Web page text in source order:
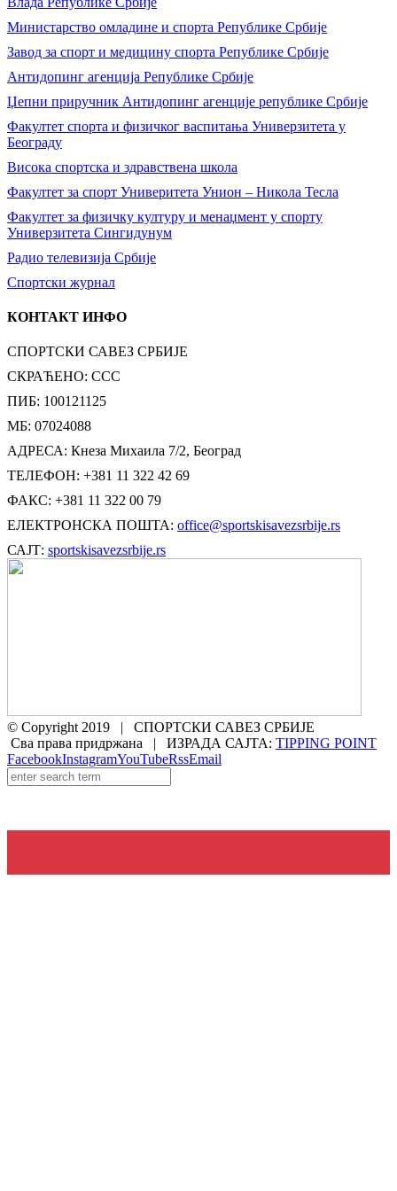
Министарство омладине и спорта Републике Србије
Завод за спорт и медицину спорта Републике Србије
Антидопинг агенција Републике Србије
Џепни приручник Антидопинг агенције републике Србије
Факултет спорта и физичког васпитања Универзитета у
Београду
Висока спортска и здравствена школа
Факултет за спорт Универитета Унион – Никола Тесла
Факултет за физичку културу и менаџмент у спорту
Универзитета Сингидунум
Радио телевизија Србије
Спортски журнал
КОНТАКТ ИНФО
СПОРТСКИ САВЕЗ СРБИЈЕ
СКРАЋЕНО: ССС
ПИБ: 100121125
МБ: 07024088
АДРЕСА: Кнеза Михаила 7/2, Београд
ТЕЛЕФОН: +381 11 322 42 69
ФАКС: +381 11 322 00 79
ЕЛЕКТРОНСКА ПОШТА: office@sportskisavezsrbije.rs
САЈТ: sportskisavezsrbije.rs
© Copyright 2019 | СПОРТСКИ САВЕЗ СРБИЈЕ
Сва права придржана | ИЗРАДА САЈТА: TIPPING POINT
FacebookInstagramYouTubeRssEmail